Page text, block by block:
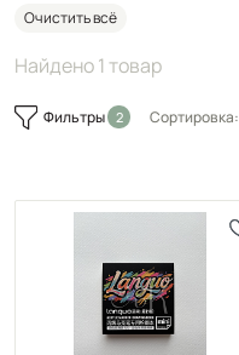
Очистить всё
Найдено 1 товар
Фильтры Сортировка: